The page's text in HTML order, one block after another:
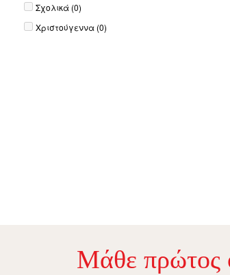
Σχολικά (0)
Χριστούγεννα (0)
Μάθε πρώτος